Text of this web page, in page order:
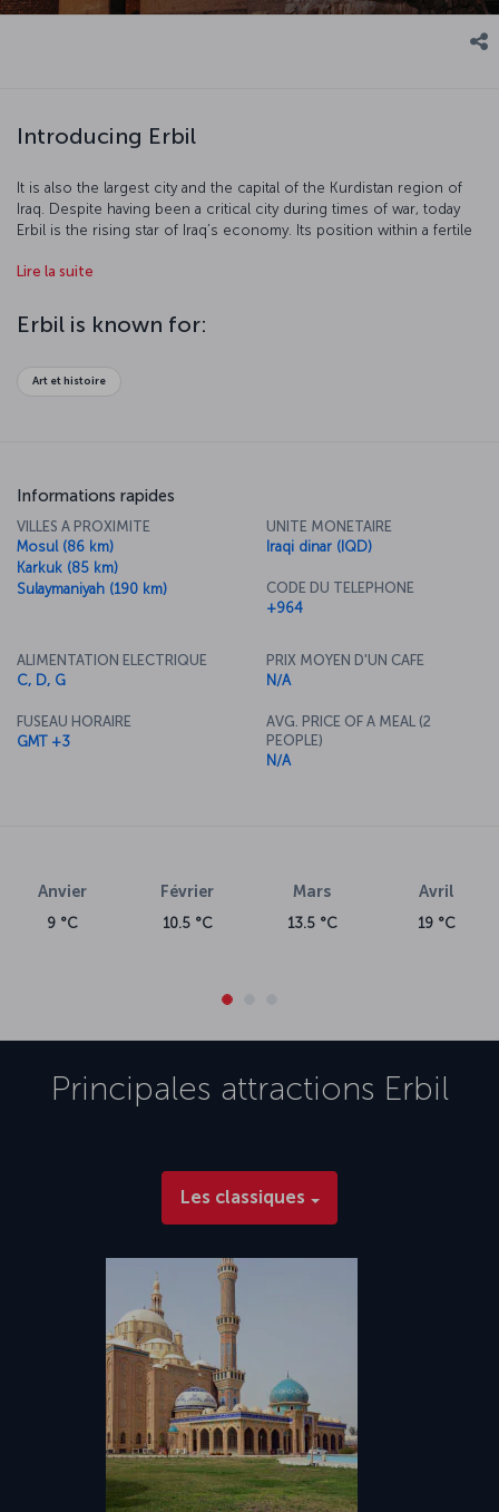
Introducing Erbil
It is also the largest city and the capital of the Kurdistan region of
Iraq. Despite having been a critical city during times of war, today
Erbil is the rising star of Iraq’s economy. Its position within a fertile
Lire la suite
Erbil is known for:
Art et histoire
Informations rapides
VILLES A PROXIMITE
Mosul (86 km)
Karkuk (85 km)
Sulaymaniyah (190 km)
UNITE MONETAIRE
Iraqi dinar (IQD)
CODE DU TELEPHONE
+964
ALIMENTATION ELECTRIQUE
C, D, G
FUSEAU HORAIRE
GMT +3
PRIX MOYEN D'UN CAFE
N/A
AVG. PRICE OF A MEAL (2
PEOPLE)
N/A
Anvier
9 °C
Février
10.5 °C
Mars
13.5 °C
Avril
19 °C
Principales attractions Erbil
Les classiques